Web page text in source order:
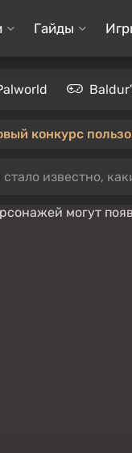
Гайды
конкурс
стало известно,